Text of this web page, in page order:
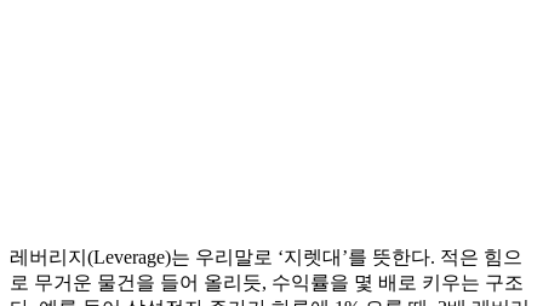
레버리지(Leverage)는 우리말로 ‘지렛대’를 뜻한다. 적은 힘으
로 무거운 물건을 들어 올리듯, 수익률을 몇 배로 키우는 구조